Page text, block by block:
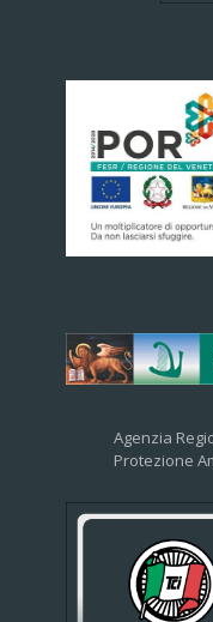
Agenzia
Protezione